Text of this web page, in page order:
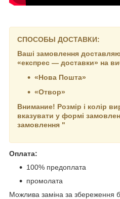
СПОСОБЫ ДОСТАВКИ:
Ваші замовлення
«експрес — доставки» на
«Нова Пошта»
«Отвор»
Внимание! Розмір і колір
вказувати у формі
замовлення "
Оплата:
100% предоплата
промолата
Можлива заміна за збереження